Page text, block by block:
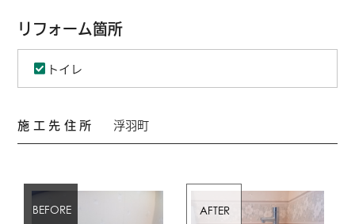
リフォーム箇所
トイレ
施工先住所 浮羽町